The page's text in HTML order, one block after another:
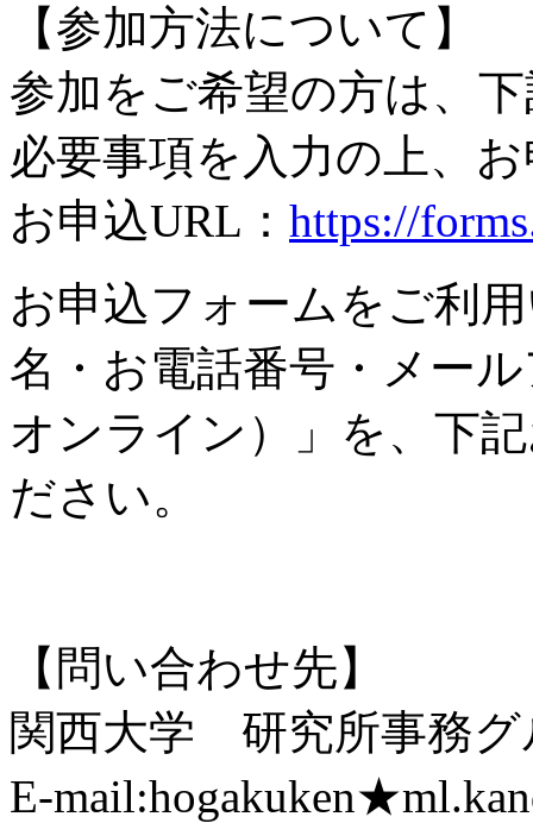
【参加方法について】
参加をご希望の方は、
必要事項を入力の上、
お申込URL： https://
お申込フォームをご利
名・お電話番号・メー
オンライン）」を、下
ださい。
【問い合わせ先】
関西大学 研究所事務グ
E-